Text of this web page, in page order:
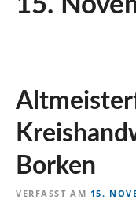
Borken
VERFASST AM 15.